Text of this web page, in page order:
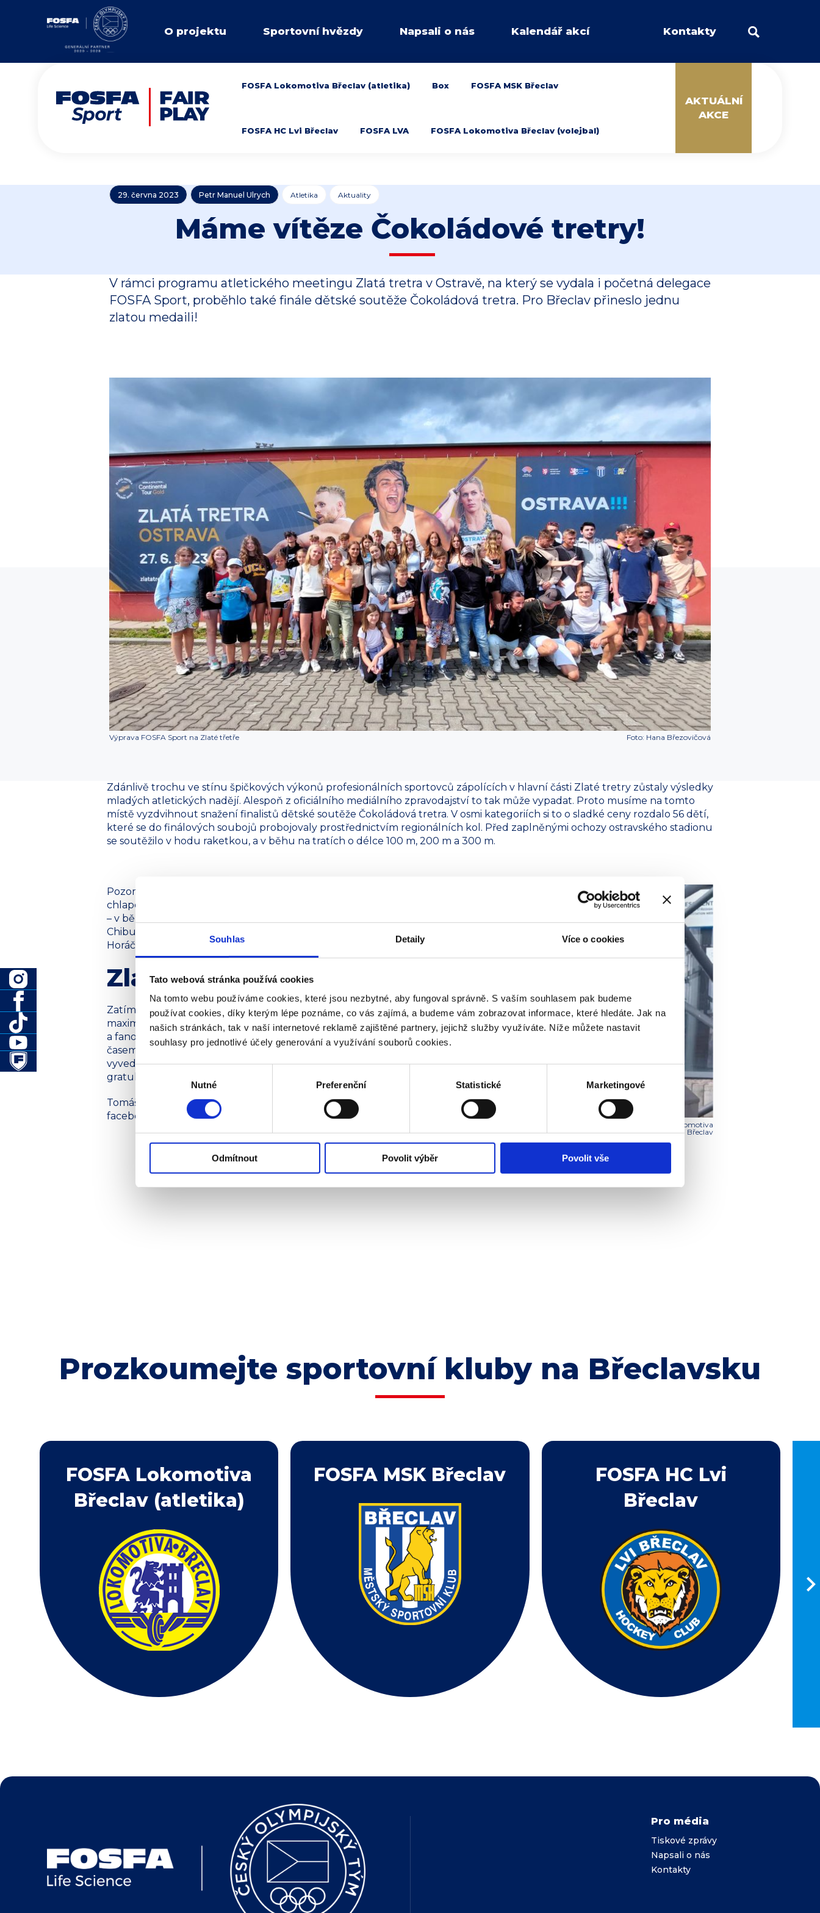
Souhlas Detaily Více o cookies
Tato webová stránka používá cookies
Na tomto webu používáme cookies, které jsou nezbytné, aby fungoval správně. S vaším souhlasem pak budeme
používat cookies, díky kterým lépe poznáme, co vás zajímá, a budeme vám zobrazovat informace, které hledáte. Jak na
našich stránkách, tak v naší internetové reklamě zajištěné partnery, jejichž služby využíváte. Níže můžete nastavit
souhlasy pro jednotlivé účely generování a využívání souborů cookies.
Výběr
Nutné Preferenční Statistické Marketingové
Odmítnout Povolit výběr Povolit vše
O projektu Sportovní hvězdy Napsali o nás Kalendář akcí Kontakty
FOSFA Lokomotiva Břeclav (atletika) Box FOSFA MSK Břeclav
FOSFA HC Lvi Břeclav FOSFA LVA FOSFA Lokomotiva Břeclav (volejbal)
AKTUÁLNÍ
AKCE
29. června 2023 Petr Manuel Ulrych Atletika Aktuality
Máme vítěze Čokoládové tretry!
V rámci programu atletického meetingu Zlatá tretra v Ostravě, na který se vydala i početná delegace
FOSFA Sport, proběhlo také finále dětské soutěže Čokoládová tretra. Pro Břeclav přineslo jednu
zlatou medaili!
Výprava FOSFA Sport na Zlaté třetře Foto: Hana Březovičová
Zdánlivě trochu ve stínu špičkových výkonů profesionálních sportovců zápolících v hlavní části Zlaté tretry zůstaly výsledky
mladých atletických nadějí. Alespoň z oficiálního mediálního zpravodajství to tak může vypadat. Proto musíme na tomto
místě vyzdvihnout snažení finalistů dětské soutěže Čokoládová tretra. V osmi kategoriích si to o sladké ceny rozdalo 56 dětí,
které se do finálových soubojů probojovaly prostřednictvím regionálních kol. Před zaplněnými ochozy ostravského stadionu
se soutěžilo v hodu raketkou, a v běhu na tratích o délce 100 m, 200 m a 300 m.
Pozornost břeclavských fandů atletiky se zaměřila na
chlapecké kategorie. Břeclav měla v ohni celkem tři želízka
– v běhu na 200 m soutěžili devítiletí Oliver Janík a Henry
Chibundu Dvořák, na nejkratší trati pak sedmiletý Tomáš
Horáček. Všichni reprezentanti FOSFA Lokomotiva Břeclav.
Zlatý Tomáš
Zatímco první dva jmenovaní na medailové pozice i přes
maximální snahu bohužel nedosáhli, Tomáš udělal rodičům
a fanouškům velikou radost – v napínavém sprintu dokázal
časem 16,52 s vybojovat zlato. Respektive z čokolády
vyvedenou trofej v podobě atletické tretry. Srdečně
gratulujeme!
Tomášův finálový běh můžete zhlédnout na videu na
facebookovém profilu Atletické přípravky Břeclav:
Foto: FOSFA Lokomotiva
Břeclav
Prozkoumejte sportovní kluby na Břeclavsku
FOSFA Lokomotiva
Břeclav (atletika)
FOSFA MSK Břeclav
FOSFA HC Lvi
Břeclav
Pro média
Tiskové zprávy
Napsali o nás
Kontakty